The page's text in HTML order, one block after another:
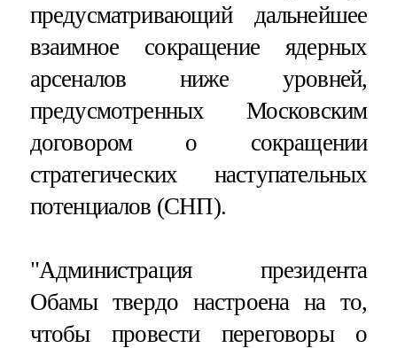
предусматривающий дальнейшее
взаимное сокращение ядерных
арсеналов ниже уровней,
предусмотренных Московским
договором о сокращении
стратегических наступательных
потенциалов (СНП).
"Администрация президента
Обамы твердо настроена на то,
чтобы провести переговоры о